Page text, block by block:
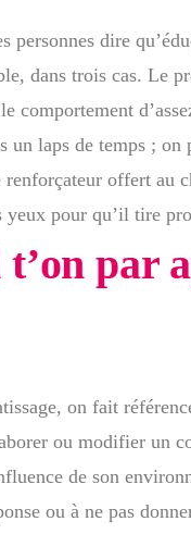
personnes dire
dans trois cas. Le
comportement
un laps de temps ;
offert au
yeux pour qu’il tire
t’on par
on fait
ou modifier un
de son
ou à ne pas